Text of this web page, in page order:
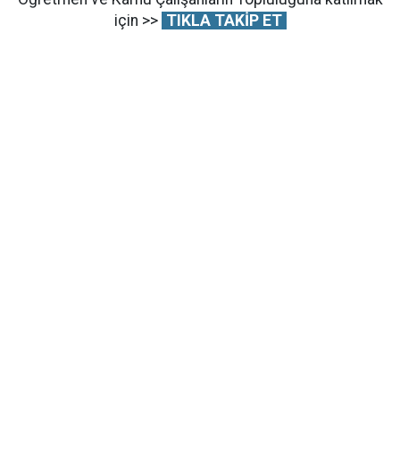
için >> TIKLA TAKİP ET